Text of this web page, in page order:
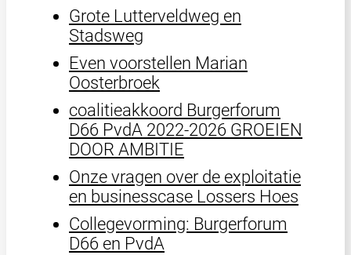
Grote Lutterveldweg en
Stadsweg
Even voorstellen Marian
Oosterbroek
coalitieakkoord Burgerforum
D66 PvdA 2022-2026 GROEIEN
DOOR AMBITIE
Onze vragen over de exploitatie
en businesscase Lossers Hoes
Collegevorming: Burgerforum
D66 en PvdA